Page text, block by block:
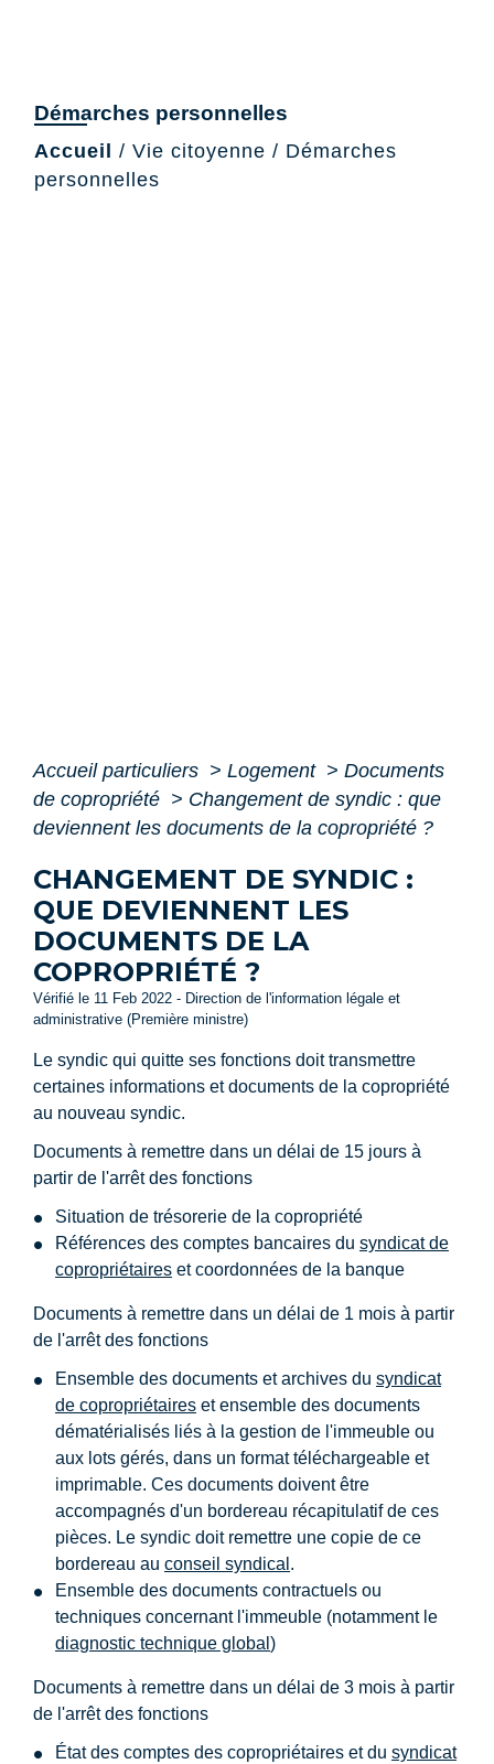
Démarches personnelles
Accueil / Vie citoyenne / Démarches
personnelles
Accueil particuliers > Logement > Documents
de copropriété > Changement de syndic : que
deviennent les documents de la copropriété ?
CHANGEMENT DE SYNDIC :
QUE DEVIENNENT LES
DOCUMENTS DE LA
COPROPRIÉTÉ ?
Vérifié le 11 Feb 2022 - Direction de l'information légale et
administrative (Première ministre)
Le syndic qui quitte ses fonctions doit transmettre
certaines informations et documents de la copropriété
au nouveau syndic.
Documents à remettre dans un délai de 15 jours à
partir de l'arrêt des fonctions
Situation de trésorerie de la copropriété
Références des comptes bancaires du syndicat de
copropriétaires et coordonnées de la banque
Documents à remettre dans un délai de 1 mois à partir
de l'arrêt des fonctions
Ensemble des documents et archives du syndicat
de copropriétaires et ensemble des documents
dématérialisés liés à la gestion de l'immeuble ou
aux lots gérés, dans un format téléchargeable et
imprimable. Ces documents doivent être
accompagnés d'un bordereau récapitulatif de ces
pièces. Le syndic doit remettre une copie de ce
bordereau au conseil syndical .
Ensemble des documents contractuels ou
techniques concernant l'immeuble (notamment le
diagnostic technique global )
Documents à remettre dans un délai de 3 mois à partir
de l'arrêt des fonctions
État des comptes des copropriétaires et du syndicat